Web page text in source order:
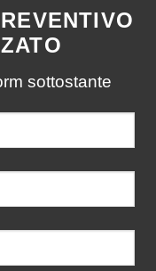
sottostante